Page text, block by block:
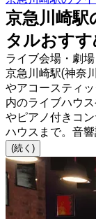
京急川崎
タルおす
ライブ会場・劇
京急川崎駅(神奈
やアコースティ
内のライブハウ
やピアノ付きコ
ハウスまで。音
(続く)